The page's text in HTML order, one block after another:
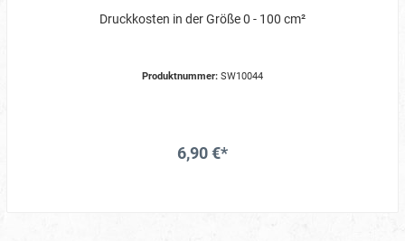
Druckkosten in der Größe 0 - 100 cm²
Produktnummer: SW10044
6,90 €*